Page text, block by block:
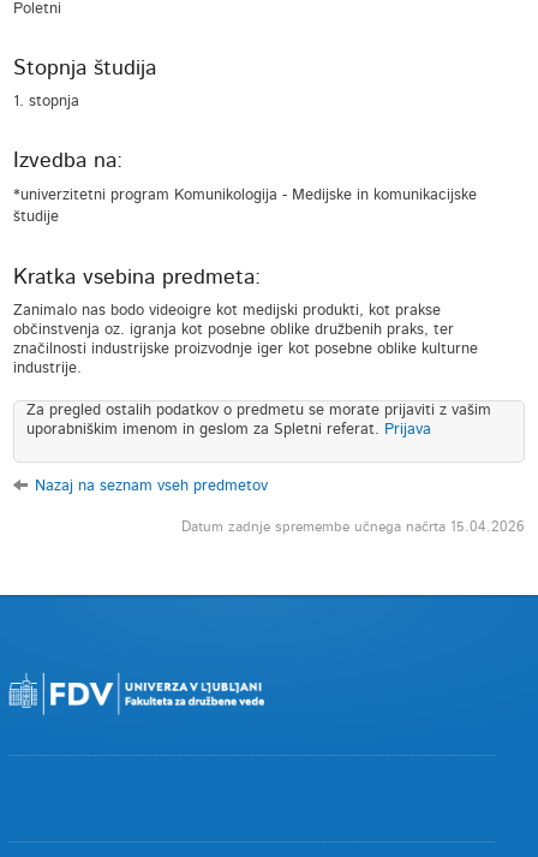
Poletni
Stopnja študija
1. stopnja
Izvedba na:
*univerzitetni program Komunikologija - Medijske in komunikacijske
študije
Kratka vsebina predmeta:
Zanimalo nas bodo videoigre kot medijski produkti, kot prakse
občinstvenja oz. igranja kot posebne oblike družbenih praks, ter
značilnosti industrijske proizvodnje iger kot posebne oblike kulturne
industrije.
Za pregled ostalih podatkov o predmetu se morate prijaviti z vašim
uporabniškim imenom in geslom za Spletni referat. Prijava
Nazaj na seznam vseh predmetov
Datum zadnje spremembe učnega načrta 15.04.2026